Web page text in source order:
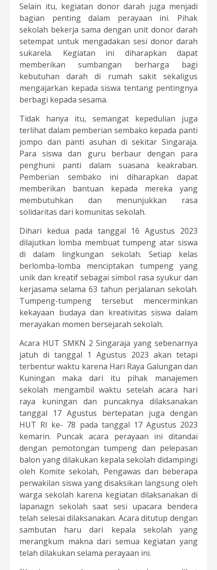
Selain itu, kegiatan donor darah juga menjadi
bagian penting dalam perayaan ini. Pihak
sekolah bekerja sama dengan unit donor darah
setempat untuk mengadakan sesi donor darah
sukarela. Kegiatan ini diharapkan dapat
memberikan sumbangan berharga bagi
kebutuhan darah di rumah sakit sekaligus
mengajarkan kepada siswa tentang pentingnya
berbagi kepada sesama.
Tidak hanya itu, semangat kepedulian juga
terlihat dalam pemberian sembako kepada panti
jompo dan panti asuhan di sekitar Singaraja.
Para siswa dan guru berbaur dengan para
penghuni panti dalam suasana keakraban.
Pemberian sembako ini diharapkan dapat
memberikan bantuan kepada mereka yang
membutuhkan dan menunjukkan rasa
solidaritas dari komunitas sekolah.
Dihari kedua pada tanggal 16 Agustus 2023
dilajutkan lomba membuat tumpeng atar siswa
di dalam lingkungan sekolah. Setiap kelas
berlomba-lomba menciptakan tumpeng yang
unik dan kreatif sebagai simbol rasa syukur dan
kerjasama selama 63 tahun perjalanan sekolah.
Tumpeng-tumpeng tersebut mencerminkan
kekayaan budaya dan kreativitas siswa dalam
merayakan momen bersejarah sekolah.
Acara HUT SMKN 2 Singaraja yang sebenarnya
jatuh di tanggal 1 Agustus 2023 akan tetapi
terbentur waktu karena Hari Raya Galungan dan
Kuningan maka dari itu pihak manajemen
sekolah mengambil waktu setelah acara hari
raya kuningan dan puncaknya dilaksanakan
tanggal 17 Agustus bertepatan juga dengan
HUT RI ke- 78 pada tanggal 17 Agustus 2023
kemarin. Puncak acara perayaan ini ditandai
dengan pemotongan tumpeng dan pelepasan
balon yang dilakukan kepala sekolah didampingi
oleh Komite sekolah, Pengawas dan beberapa
perwakilan siswa yang disaksikan langsung oleh
warga sekolah karena kegiatan dilaksanakan di
lapanagn sekolah saat sesi upacara bendera
telah selesai dilaksanakan. Acara ditutup dengan
sambutan haru dari kepala sekolah yang
merangkum makna dari semua kegiatan yang
telah dilakukan selama perayaan ini.